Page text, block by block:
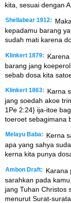
kita, sesuai dengan
Shellabear 1912:
kepadamu barang
sudah mati karena
Klinkert 1879:
barang jang
sebab dosa kita
Klinkert 1863:
Karna
jang soedah akoe
1Pe 2:24} ija-itoe
toeroet sebagimana
Melayu Baba:
Kerna
apa yang sahya
kerna kita punya
Ambon Draft:
Karana
sarahkan pada
jang Tuhan Christos
menurut Surat-